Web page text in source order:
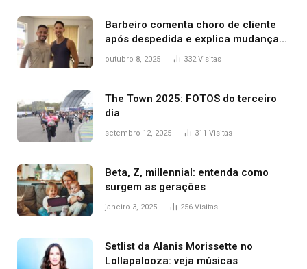
Barbeiro comenta choro de cliente
após despedida e explica mudança
para o TO: ‘Não esperava atingir
outubro 8, 2025 332Visitas
The Town 2025: FOTOS do terceiro
dia
setembro 12, 2025 311 Visitas
Beta, Z, millennial: entenda como
surgem as gerações
janeiro 3, 2025 256 Visitas
Setlist da Alanis Morissette no
Lollapalooza: veja músicas